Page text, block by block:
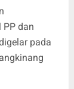
dan
pada